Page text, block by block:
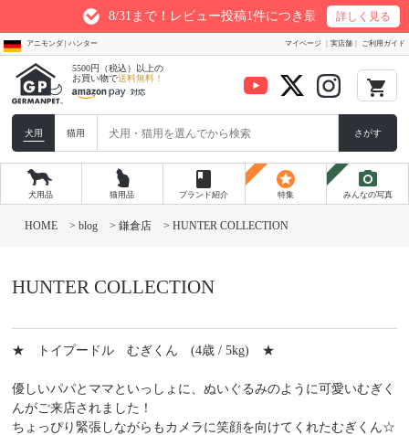
8/31まで！レビュー投稿1件につき最大200ptプレゼント
詳しく見る
アニモンダ | ハンター マイページ 実店舗 ご利用ガイド
5500円（税込）以上の
お買い物で送料無料！ local_grocery_store
犬用 猫用 さがす
犬用品 猫用品
book
ブランド紹介
stars
特集
photo_camera
みんなの写真
へ
ス
プ
HOME > blog > 鎌倉店 > HUNTER COLLECTION
HUNTER COLLECTION
★ トイプードル むぎくん (4歳 / 5kg) ★
優しいパパとママといっしょに、ぬいぐるみのように可愛いむぎく
んがご来店されました！
ちょっぴり緊張しながらもカメラに笑顔を向けてくれたむぎくん☆